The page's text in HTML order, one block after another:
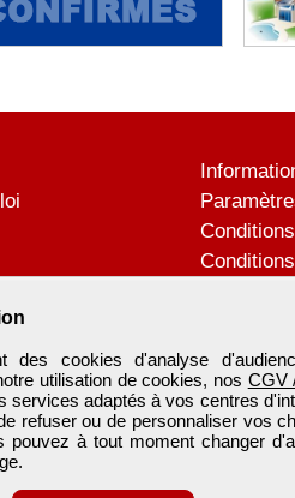
cookies d'analyse
utilisation de cookies, nos CGV
services adaptés à vos centres
refuser ou de personnaliser vos
pouvez à tout moment changer